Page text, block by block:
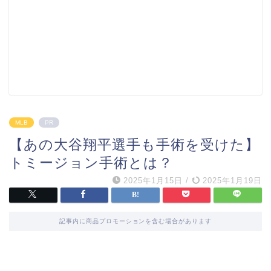
MLB PR
【あの大谷翔平選手も手術を受けた】
トミージョン手術とは？
2025年1月15日 / 2025年1月19日
記事内に商品プロモーションを含む場合があります